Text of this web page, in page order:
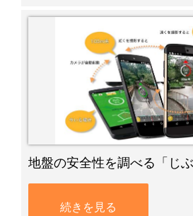
地盤の安全性を調べる「じ
続きを見る